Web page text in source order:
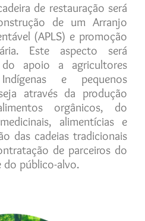
de restauração será
de um Arranjo
(APLS) e promoção
Este aspecto será
apoio a agricultores
e pequenos
através da produção
orgânicos, do
alimentícias e
das cadeias tradicionais
de parceiros do
do público-alvo.